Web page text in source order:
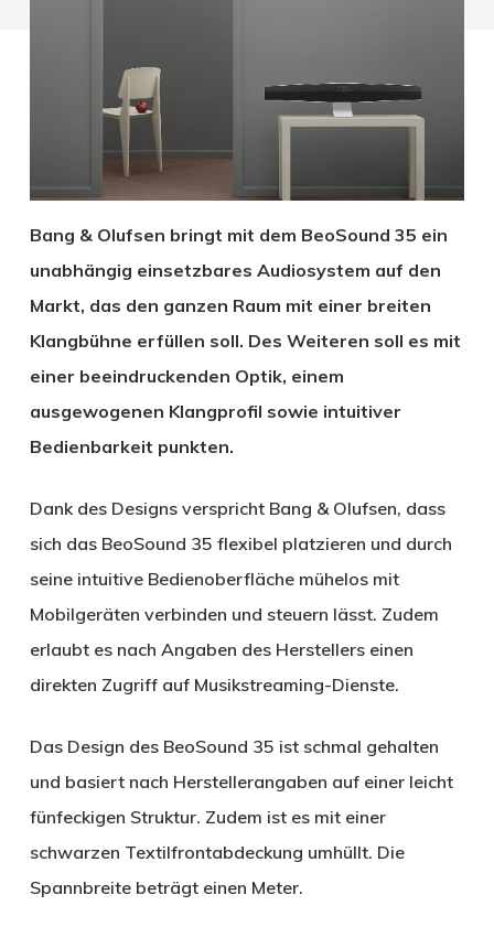
Bang & Olufsen bringt mit dem BeoSound 35 ein
unabhängig einsetzbares Audiosystem auf den
Markt, das den ganzen Raum mit einer breiten
Klangbühne erfüllen soll. Des Weiteren soll es mit
einer beeindruckenden Optik, einem
ausgewogenen Klangprofil sowie intuitiver
Bedienbarkeit punkten.
Dank des Designs verspricht Bang & Olufsen, dass
sich das BeoSound 35 flexibel platzieren und durch
seine intuitive Bedienoberfläche mühelos mit
Mobilgeräten verbinden und steuern lässt. Zudem
erlaubt es nach Angaben des Herstellers einen
direkten Zugriff auf Musikstreaming-Dienste.
Das Design des BeoSound 35 ist schmal gehalten
und basiert nach Herstellerangaben auf einer leicht
fünfeckigen Struktur. Zudem ist es mit einer
schwarzen Textilfrontabdeckung umhüllt. Die
Spannbreite beträgt einen Meter.